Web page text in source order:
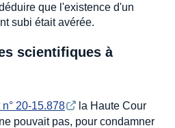
que l'existence d'un
subi était avérée.
scientifiques à
n° 20-15.878
la Haute Cour
pouvait pas, pour condamner